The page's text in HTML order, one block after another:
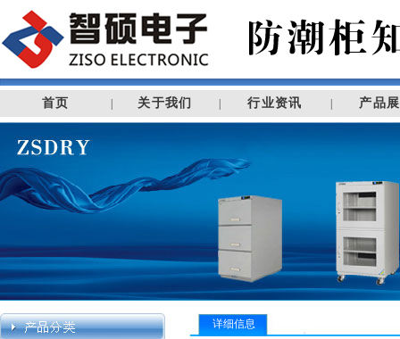
首页 关于我们 行业资讯 产品
详细信息